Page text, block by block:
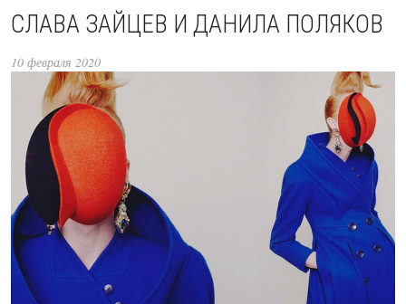
СЛАВА ЗАЙЦЕВ И ДАНИЛА ПОЛЯКОВ
10 февраля 2020